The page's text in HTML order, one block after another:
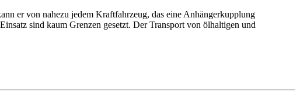
er von nahezu jedem Kraftfahrzeug, das eine Anhängerkupplung
sind kaum Grenzen gesetzt. Der Transport von ölhaltigen und